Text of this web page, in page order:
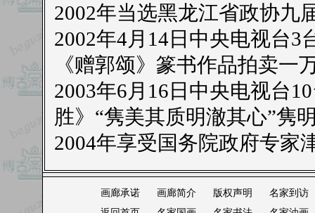
2002年当选黑龙江省政协九
2002年4月14日中央电视台
《赠郭颂》篆书作品拍卖一
2003年6月16日中央电视台
胜》“隽美其质明澈其心”隽
2004年享受国务院政府专家
画廊承诺 画廊简介 版权声明
名家到访